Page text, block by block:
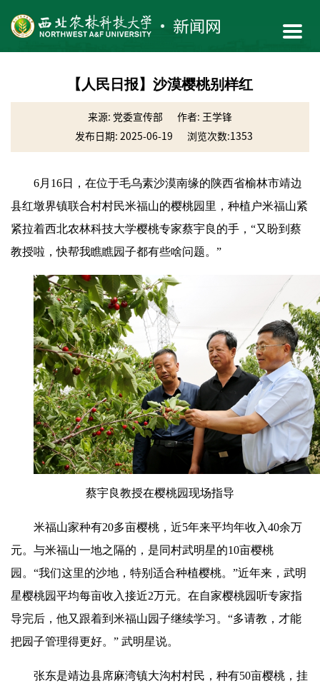
【人民日报】沙漠樱桃别样红
来源: 党委宣传部
作者: 王学锋
发布日期: 2025-06-19
浏览次数:1353
6月16日，在位于毛乌素沙漠南缘的陕西省榆林市靖边
县红墩界镇联合村村民米福山的樱桃园里，种植户米福山紧
紧拉着西北农林科技大学樱桃专家蔡宇良的手，“又盼到蔡
教授啦，快帮我瞧瞧园子都有些啥问题。”
蔡宇良教授在樱桃园现场指导
米福山家种有20多亩樱桃，近5年来平均年收入40余万
元。与米福山一地之隔的，是同村武明星的10亩樱桃
园。“我们这里的沙地，特别适合种植樱桃。”近年来，武明
星樱桃园平均每亩收入接近2万元。在自家樱桃园听专家指
导完后，他又跟着到米福山园子继续学习。“多请教，才能
把园子管理得更好。” 武明星说。
张东是靖边县席麻湾镇大沟村村民，种有50亩樱桃，挂